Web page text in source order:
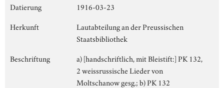
Datierung
1916-03-23
Herkunft
Lautabteilung an der Preussischen
Staatsbibliothek
Beschriftung
a) [handschriftlich, mit Bleistift:] PK 132,
2 weissrussische Lieder von
Moltschanow gesg.; b) PK 132